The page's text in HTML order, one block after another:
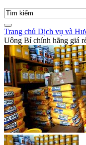
Trang chủ Dịch vụ và
Uông Bí chính hãng giá